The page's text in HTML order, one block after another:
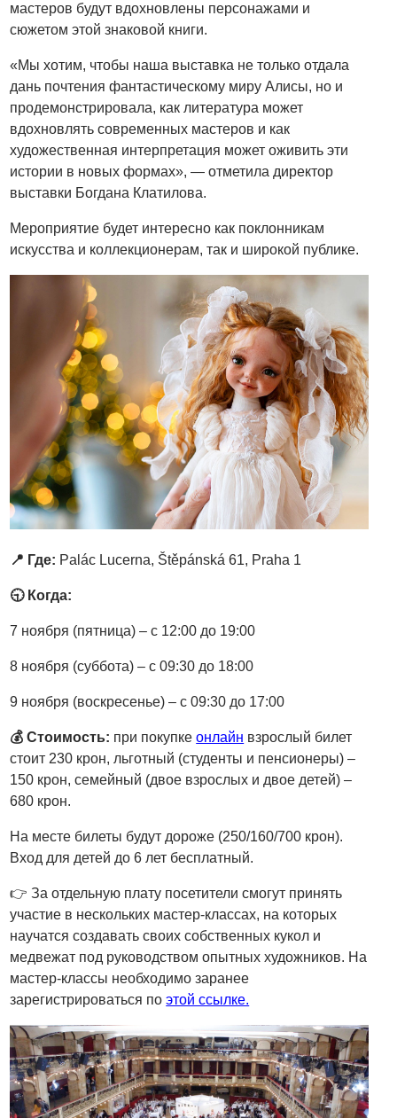
мастеров будут вдохновлены персонажами и
сюжетом этой знаковой книги.
«Мы хотим, чтобы наша выставка не только отдала
дань почтения фантастическому миру Алисы, но и
продемонстрировала, как литература может
вдохновлять современных мастеров и как
художественная интерпретация может оживить эти
истории в новых формах», — отметила директор
выставки Богдана Клатилова.
Мероприятие будет интересно как поклонникам
искусства и коллекционерам, так и широкой публике.
📍 Где: Palác Lucerna, Štěpánská 61, Praha 1
🕤 Когда:
7 ноября (пятница) – с 12:00 до 19:00
8 ноября (суббота) – с 09:30 до 18:00
9 ноября (воскресенье) – с 09:30 до 17:00
💰 Стоимость: при покупкеонлайн взрослый билет
стоит 230 крон, льготный (студенты и пенсионеры) –
150 крон, семейный (двое взрослых и двое детей) –
680 крон.
На месте билеты будут дороже (250/160/700 крон).
Вход для детей до 6 лет бесплатный.
👉 За отдельную плату посетители смогут принять
участие в нескольких мастер-классах, на которых
научатся создавать своих собственных кукол и
медвежат под руководством опытных художников. На
мастер-классы необходимо заранее
зарегистрироваться поэтой ссылке.